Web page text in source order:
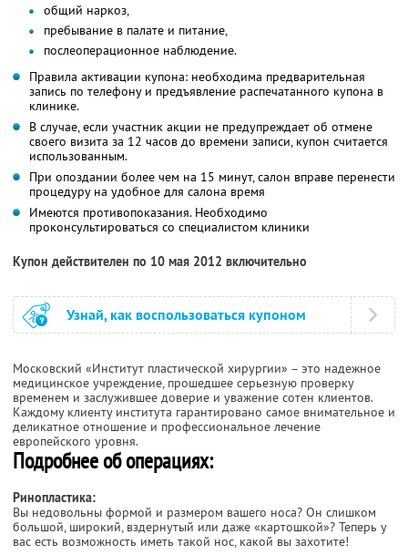
общий наркоз,
пребывание в палате и питание,
послеоперационное наблюдение.
Правила активации купона: необходима предварительная
запись по телефону и предъявление распечатанного купона в
клинике.
В случае, если участник акции не предупреждает об отмене
своего визита за 12 часов до времени записи, купон считается
использованным.
При опоздании более чем на 15 минут, салон вправе перенести
процедуру на удобное для салона время
Имеются противопоказания. Необходимо
проконсультироваться со специалистом клиники
Купон действителен по 10 мая 2012 включительно
Узнай, как воспользоваться купоном
Московский «Институт пластической хирургии» – это надежное
медицинское учреждение, прошедшее серьезную проверку
временем и заслужившее доверие и уважение сотен клиентов.
Каждому клиенту института гарантировано самое внимательное и
деликатное отношение и профессиональное лечение
европейского уровня.
Подробнее об операциях:
Ринопластика:
Вы недовольны формой и размером вашего носа? Он слишком
большой, широкий, вздернутый или даже «картошкой»? Теперь у
вас есть возможность иметь такой нос, какой вы захотите!